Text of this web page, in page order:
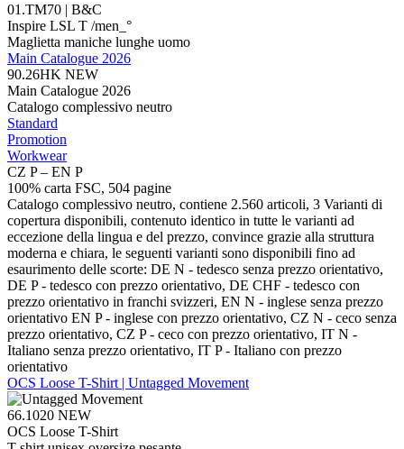
01.TM70 | B&C
Inspire LSL T /men_°
Maglietta maniche lunghe uomo
Main Catalogue 2026
90.26HK NEW
Main Catalogue 2026
Catalogo complessivo neutro
Standard
Promotion
Workwear
CZ P – EN P
100% carta FSC, 504 pagine
Catalogo complessivo neutro, contiene 2.560 articoli, 3 Varianti di
copertura disponibili, contenuto identico in tutte le varianti ad
eccezione della lingua e del prezzo, convince grazie alla struttura
moderna e chiara, le seguenti varianti sono disponibili fino ad
esaurimento delle scorte: DE N - tedesco senza prezzo orientativo,
DE P - tedesco con prezzo orientativo, DE CHF - tedesco con
prezzo orientativo in franchi svizzeri, EN N - inglese senza prezzo
orientativo EN P - inglese con prezzo orientativo, CZ N - ceco senza
prezzo orientativo, CZ P - ceco con prezzo orientativo, IT N -
Italiano senza prezzo orientativo, IT P - Italiano con prezzo
orientativo
OCS Loose T-Shirt | Untagged Movement
66.1020 NEW
OCS Loose T-Shirt